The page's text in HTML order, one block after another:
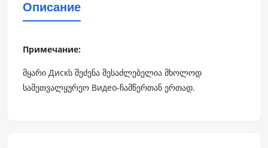
Описание
Примечание:
მყარი Дискს შეძენა შესაძლებელია მხოლოდ
სამეთვალყურეო Видео-ჩამწერთან ერთად.